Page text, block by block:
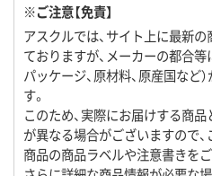
※ご注意【免責】
アスクルでは、サイト上に最新
ておりますが、メーカーの都合等
パッケージ、原材料、原産国など
す。
このため、実際にお届けする商
が異なる場合がございますので
商品の商品ラベルや注意書きをご